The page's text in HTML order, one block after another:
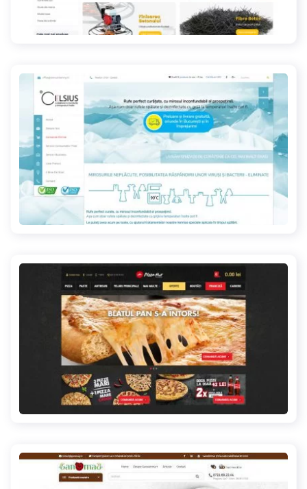
conmec.ro
celsiuscleaning.ro
pizzahutdelivery.ro